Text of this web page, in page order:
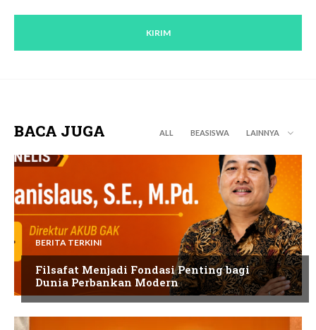
BACA JUGA ALL BEASISWA LAINNYA
BERITA TERKINI
Filsafat Menjadi Fondasi Penting bagi
Dunia Perbankan Modern